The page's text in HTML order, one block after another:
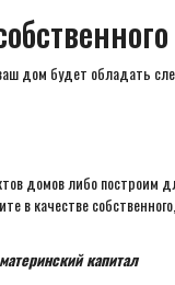
дом будет обладать
домов либо построим
качестве
капитал